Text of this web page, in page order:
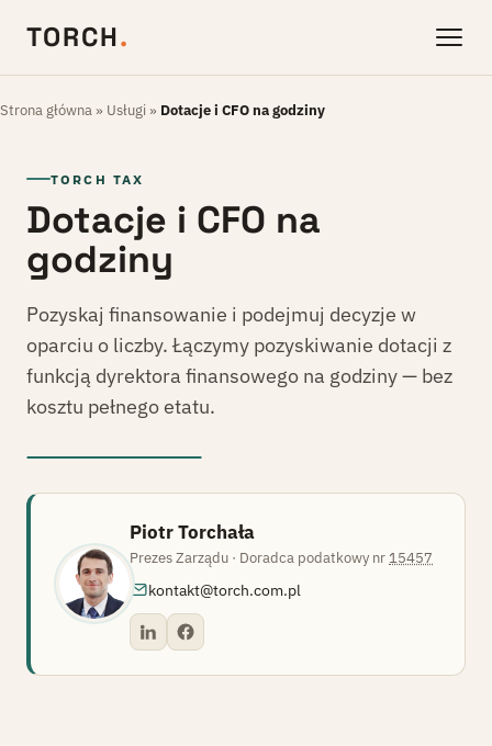
TORCH.
Strona główna» Usługi» Dotacje i CFO na godziny
TORCH TAX
Dotacje i CFO na
godziny
Pozyskaj finansowanie i podejmuj decyzje w
oparciu o liczby. Łączymy pozyskiwanie dotacji z
funkcją dyrektora finansowego na godziny — bez
kosztu pełnego etatu.
PT
Piotr Torchała
Prezes Zarządu · Doradca podatkowy nr 15457
kontakt@torch.com.pl